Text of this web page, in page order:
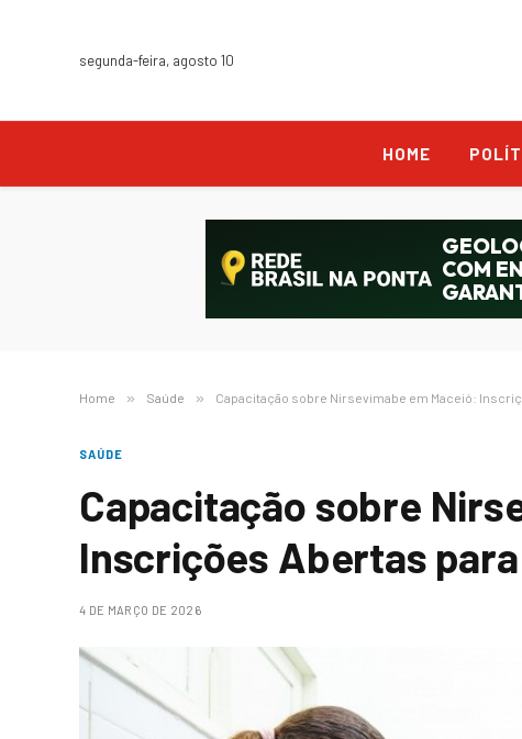
segunda-feira, agosto 10
HOME
Home » Saúde » Capacitação sobre Nirsevimabe em Maceió:
SAÚDE
Capacitação sobre
Inscrições Abertas
4 DE MARÇO DE 2026